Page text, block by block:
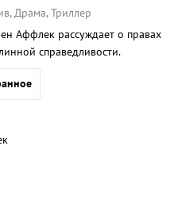
Драма, Триллер
Аффлек рассуждает о правах
справедливости.